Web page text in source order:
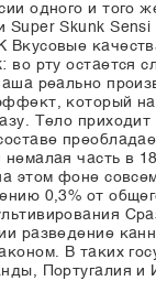
одного и того
Super Skunk Sensi
Вкусовые
во рту остается
реально
который
Тело приходит
немалая часть в
этом фоне
0,3% от
разведение
В таких
Португалия и